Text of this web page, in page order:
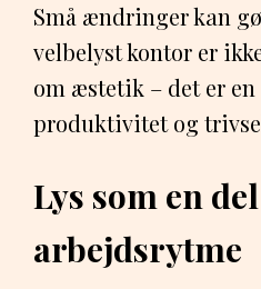
Små ændringer kan
velbelyst kontor er
om æstetik – det er
produktivitet og
Lys som en
arbejdsrytme